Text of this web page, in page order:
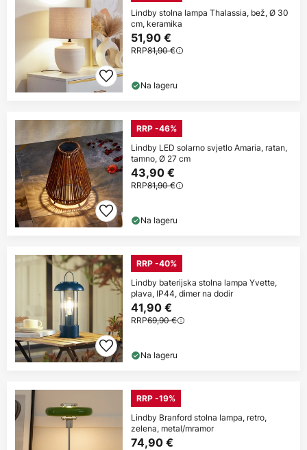
Lindby stolna lampa Thalassia, bež, Ø 30
cm, keramika
51,90 €
RRP81,90 €
Na lageru
RRP -46%
Lindby LED solarno svjetlo Amaria, ratan,
tamno, Ø 27 cm
43,90 €
RRP81,90 €
Na lageru
RRP -40%
Lindby baterijska stolna lampa Yvette,
plava, IP44, dimer na dodir
41,90 €
RRP69,90 €
Na lageru
RRP -19%
Lindby Branford stolna lampa, retro,
zelena, metal/mramor
74,90 €